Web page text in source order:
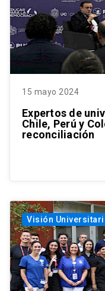
15 mayo 2024
Expertos de
Chile, Perú y
reconciliación
Visión